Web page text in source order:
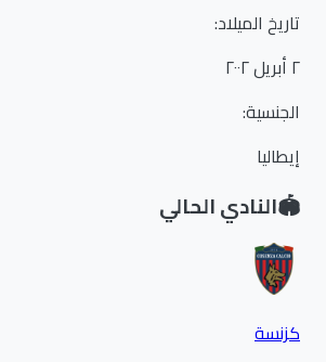
تاريخ الميلاد:
الجنسية:
إيطاليا
النادي الحالي
كزنسة